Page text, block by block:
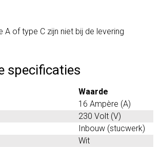
A of type C zijn niet bij de levering
specificaties
Waarde
16 Ampère (A)
230 Volt (V)
Inbouw (stucwerk)
Wit